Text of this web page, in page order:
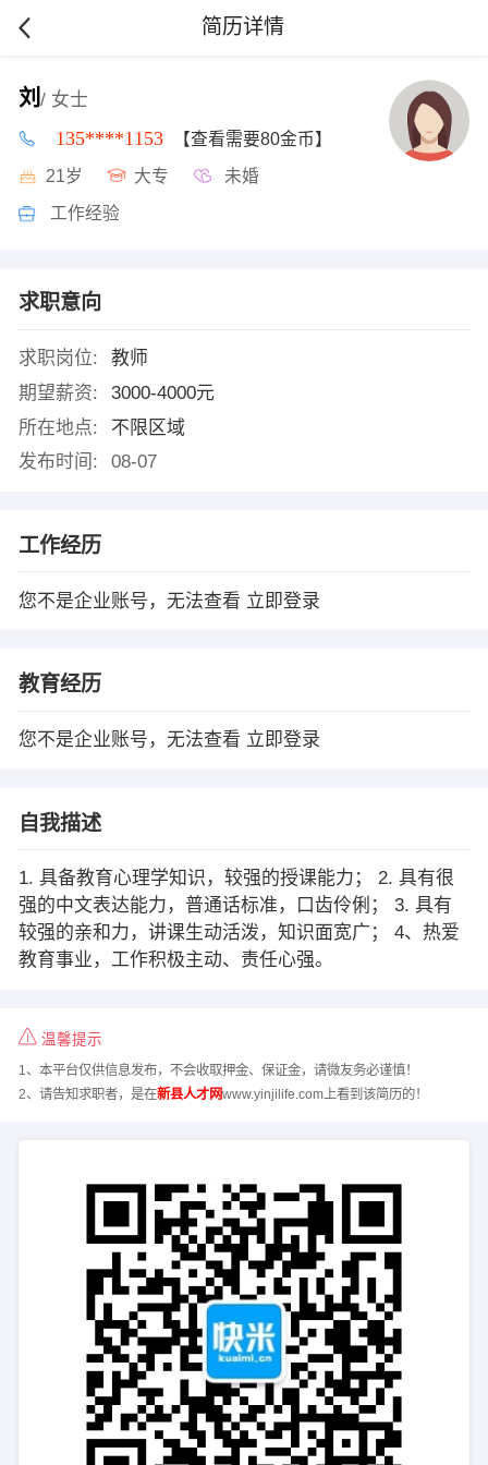
简历详情
刘 / 女士
135****1153 【查看需要80金币】
21岁 大专 未婚
工作经验
求职意向
求职岗位:
教师
期望薪资:
3000-4000元
所在地点:
不限区域
发布时间:
08-07
工作经历
您不是企业账号，无法查看 立即登录
教育经历
您不是企业账号，无法查看 立即登录
自我描述
1. 具备教育心理学知识，较强的授课能力； 2. 具有很
强的中文表达能力，普通话标准，口齿伶俐； 3. 具有
较强的亲和力，讲课生动活泼，知识面宽广； 4、热爱
教育事业，工作积极主动、责任心强。
温馨提示
1、本平台仅供信息发布，不会收取押金、保证金，请微友务必谨慎！
2、请告知求职者，是在新县人才网www.yinjilife.com上看到该简历的！